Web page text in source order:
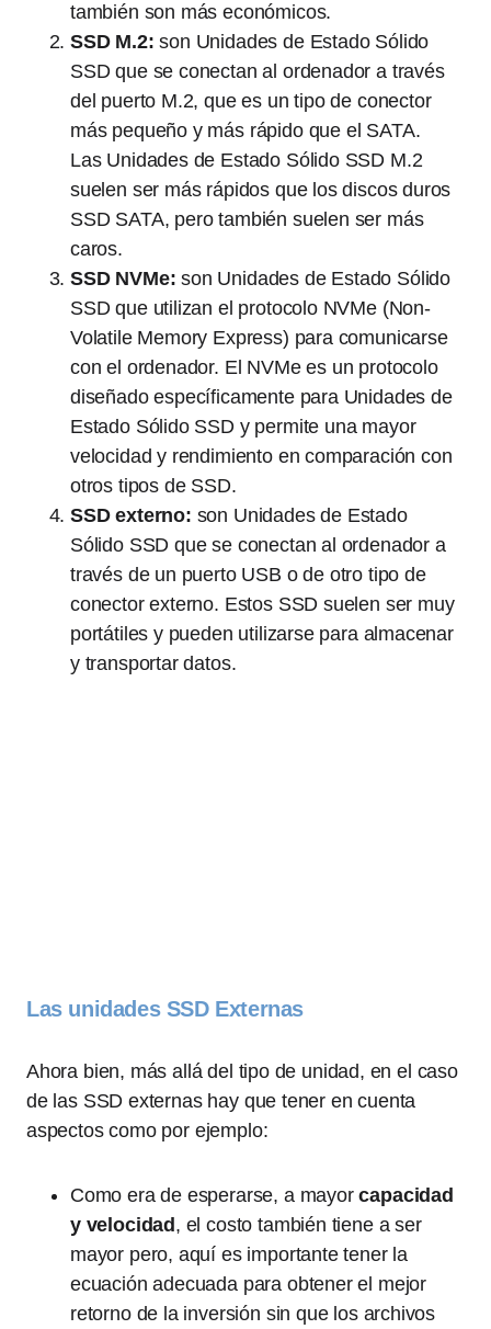
también son más económicos.
SSD M.2: son Unidades de Estado Sólido
SSD que se conectan al ordenador a través
del puerto M.2, que es un tipo de conector
más pequeño y más rápido que el SATA.
Las Unidades de Estado Sólido SSD M.2
suelen ser más rápidos que los discos duros
SSD SATA, pero también suelen ser más
caros.
SSD NVMe: son Unidades de Estado Sólido
SSD que utilizan el protocolo NVMe (Non-
Volatile Memory Express) para comunicarse
con el ordenador. El NVMe es un protocolo
diseñado específicamente para Unidades de
Estado Sólido SSD y permite una mayor
velocidad y rendimiento en comparación con
otros tipos de SSD.
SSD externo: son Unidades de Estado
Sólido SSD que se conectan al ordenador a
través de un puerto USB o de otro tipo de
conector externo. Estos SSD suelen ser muy
portátiles y pueden utilizarse para almacenar
y transportar datos.
Las unidades SSD Externas
Ahora bien, más allá del tipo de unidad, en el caso
de las SSD externas hay que tener en cuenta
aspectos como por ejemplo:
Como era de esperarse, a mayorcapacidad
y velocidad , el costo también tiene a ser
mayor pero, aquí es importante tener la
ecuación adecuada para obtener el mejor
retorno de la inversión sin que los archivos